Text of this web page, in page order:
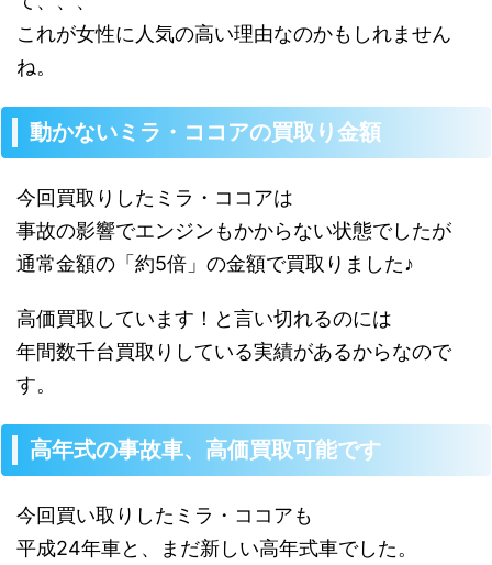
これが女性に人気の高い理由なのかもしれません
ね。
動かないミラ・ココアの買取り金額
今回買取りしたミラ・ココアは
事故の影響でエンジンもかからない状態でしたが
通常金額の「約5倍」の金額で買取りました♪
高価買取しています！と言い切れるのには
年間数千台買取りしている実績があるからなので
す。
高年式の事故車、高価買取可能です
今回買い取りしたミラ・ココアも
平成24年車と、まだ新しい高年式車でした。